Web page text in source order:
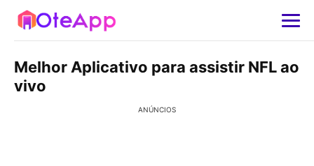
Melhor Aplicativo para assistir NFL ao
vivo
ANÚNCIOS